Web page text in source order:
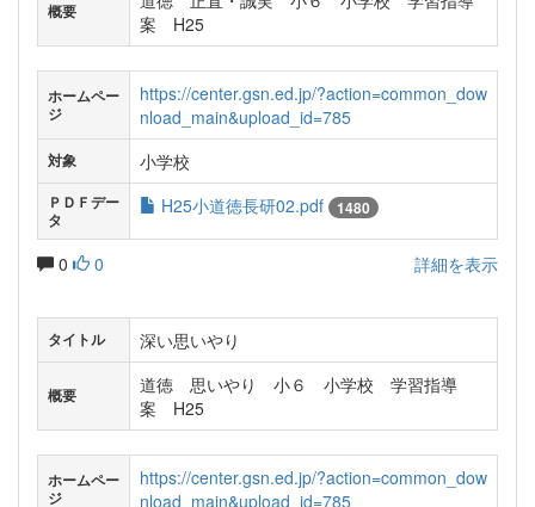
概要
案 H25
ホームペー
ジ
https://center.gsn.ed.jp/?action=common_dow
nload_main&upload_id=785
対象 小学校
ＰＤＦデー
タ
H25小道徳長研02.pdf 1480
0 0 詳細を表示
タイトル 深い思いやり
概要
道徳 思いやり 小６ 小学校 学習指導
案 H25
ホームペー
ジ
https://center.gsn.ed.jp/?action=common_dow
nload_main&upload_id=785